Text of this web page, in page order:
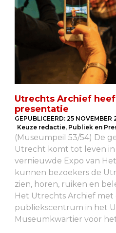
Utrechts Archief
presentatie
GEPUBLICEERD: 25 NOVEMBER
Keuze redactie, Publiek en
(Museumpeil 53/54) De
Utrecht komt tot leven
vernieuwde Expo van
kunnen bezoekers de
zien, horen, ruiken en
Het Utrechts Archief met
publiekscentrum in het
Museumkwartier voor